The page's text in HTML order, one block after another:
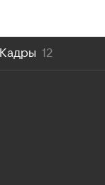
Кадры 12